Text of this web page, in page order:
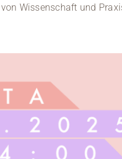
Wissenschaft und